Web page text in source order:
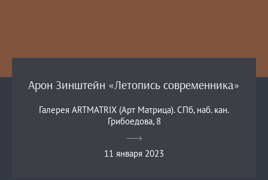
Арон Зинштейн «Летопись современника»
Галерея ARTMATRIX (Арт Матрица). СПб, наб. кан.
Грибоедова, 8
11 января 2023